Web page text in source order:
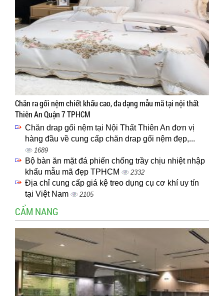
Chăn ra gối nệm chiết khấu cao, đa dạng mẫu mã tại nội thất
Thiên An Quận 7 TPHCM
Chăn drap gối nệm tại Nội Thất Thiên An đơn vị
hàng đầu về cung cấp chăn drap gối nệm đẹp,...
1689
Bộ bàn ăn mặt đá phiến chống trầy chịu nhiệt nhập
khẩu mẫu mã đẹp TPHCM
2332
Địa chỉ cung cấp giá kệ treo dụng cụ cơ khí uy tín
tại Việt Nam
2105
CẨM NANG